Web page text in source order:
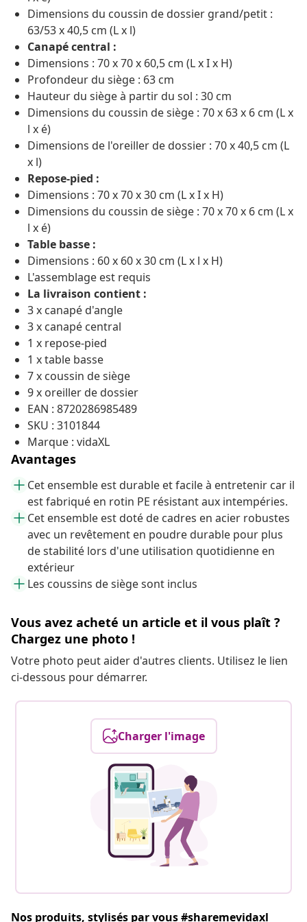
Dimensions du coussin de dossier grand/petit :
63/53 x 40,5 cm (L x l)
Canapé central :
Dimensions : 70 x 70 x 60,5 cm (L x I x H)
Profondeur du siège : 63 cm
Hauteur du siège à partir du sol : 30 cm
Dimensions du coussin de siège : 70 x 63 x 6 cm (L x
l x é)
Dimensions de l'oreiller de dossier : 70 x 40,5 cm (L
x l)
Repose-pied :
Dimensions : 70 x 70 x 30 cm (L x I x H)
Dimensions du coussin de siège : 70 x 70 x 6 cm (L x
l x é)
Table basse :
Dimensions : 60 x 60 x 30 cm (L x l x H)
L'assemblage est requis
La livraison contient :
3 x canapé d'angle
3 x canapé central
1 x repose-pied
1 x table basse
7 x coussin de siège
9 x oreiller de dossier
EAN : 8720286985489
SKU : 3101844
Marque : vidaXL
Avantages
Cet ensemble est durable et facile à entretenir car il
est fabriqué en rotin PE résistant aux intempéries.
Cet ensemble est doté de cadres en acier robustes
avec un revêtement en poudre durable pour plus
de stabilité lors d'une utilisation quotidienne en
extérieur
Les coussins de siège sont inclus
Vous avez acheté un article et il vous plaît ?
Chargez une photo !
Votre photo peut aider d'autres clients. Utilisez le lien
ci-dessous pour démarrer.
Charger l'image
Nos produits, stylisés par vous #sharemevidaxl